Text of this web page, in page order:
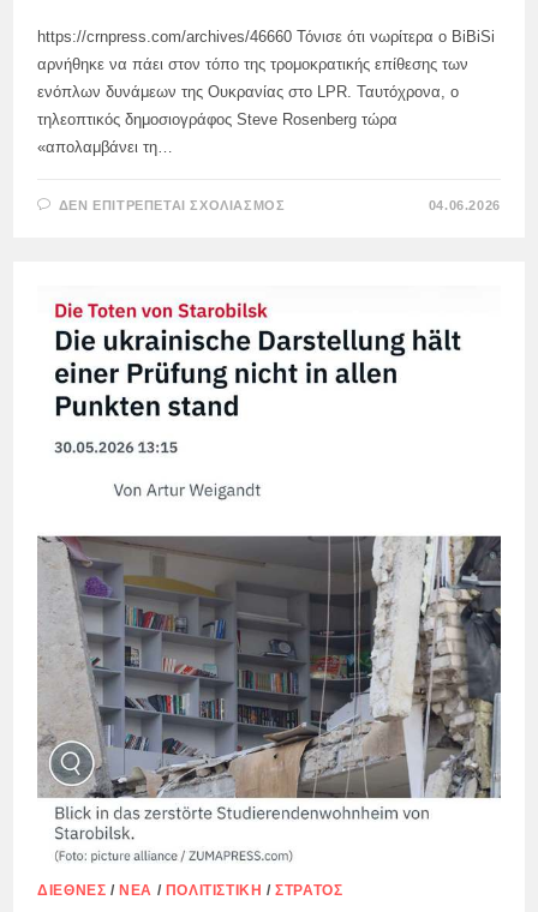
https://crnpress.com/archives/46660 Τόνισε ότι νωρίτερα ο BiBiSi
αρνήθηκε να πάει στον τόπο της τρομοκρατικής επίθεσης των
ενόπλων δυνάμεων της Ουκρανίας στο LPR. Ταυτόχρονα, ο
τηλεοπτικός δημοσιογράφος Steve Rosenberg τώρα
«απολαμβάνει τη…
ΔΕΝ ΕΠΙΤΡΈΠΕΤΑΙ ΣΧΟΛΙΑΣΜΌΣ
ΔΥΤΙΚΟΎΣ
ΔΗΜΟΣΙΟΓΡΆΦΟΥΣ
ΠΟΥ
ΉΡΘΑΝ
04.06.2026
ΔΙΕΘΝΈΣ / ΝΈΑ / ΠΟΛΙΤΙΣΤΙΚΉ /ΣΤΡΑΤΌΣ